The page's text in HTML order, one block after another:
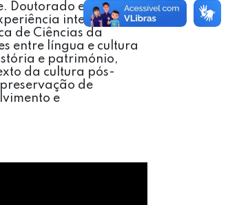
Doutorado em
internacional
de Ciências da
entre língua e cultura
e património,
da cultura pós-
de
e